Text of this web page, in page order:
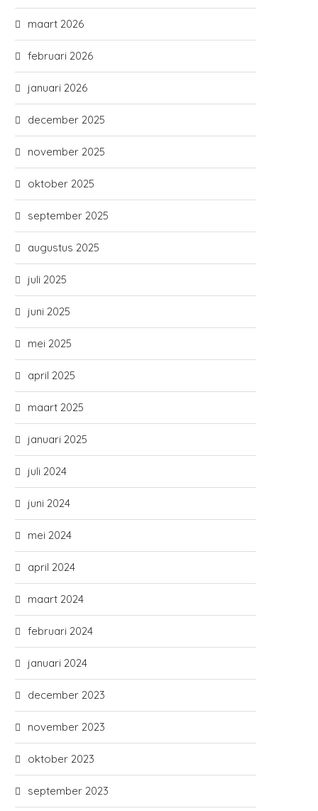
maart 2026
februari 2026
januari 2026
december 2025
november 2025
oktober 2025
september 2025
augustus 2025
juli 2025
juni 2025
mei 2025
april 2025
maart 2025
januari 2025
juli 2024
juni 2024
mei 2024
april 2024
maart 2024
februari 2024
januari 2024
december 2023
november 2023
oktober 2023
september 2023